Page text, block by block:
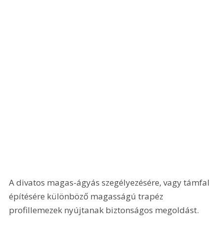
A divatos magas-ágyás szegélyezésére, vagy támfal
építésére különböző magasságú trapéz
profillemezek nyújtanak biztonságos megoldást.